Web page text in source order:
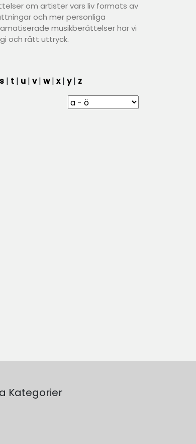
om artister vars liv formats av
och mer personliga
musikberättelser har vi
och rätt uttryck.
s | t | u | v| w| x| y| z
Kategorier